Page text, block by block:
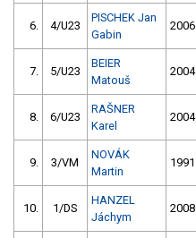
6. 4/U23
PISCHEK Jan
Gabin
2006
7. 5/U23
BEIER
Matouš
2004
8. 6/U23
RAŠNER
Karel
2004
9. 3/VM
NOVÁK
Martin
1991
10. 1/DS
HANZEL
Jáchym
2008